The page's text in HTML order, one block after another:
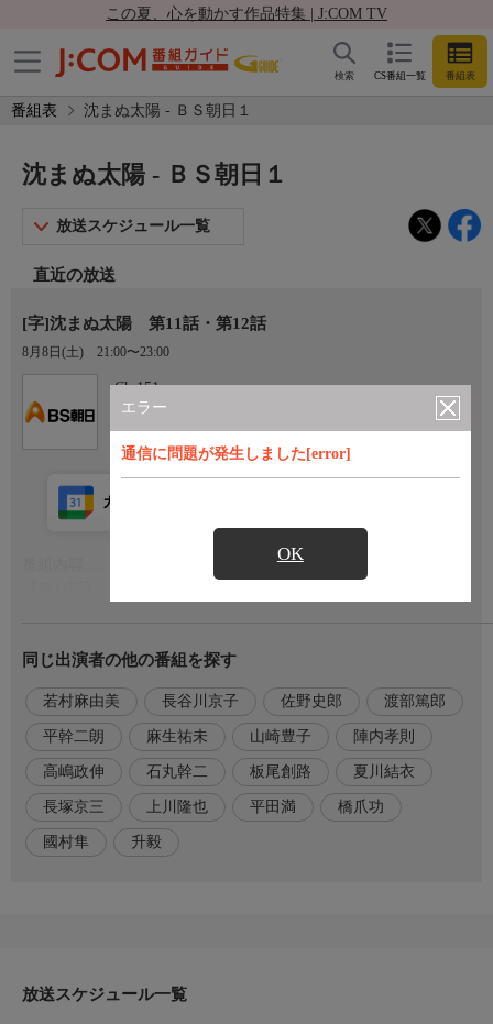
この夏、心を動かす作品特集 | J:COM TV
CS番組一覧 番組表
検索
番組表 沈まぬ太陽 - ＢＳ朝日１
エラー
通信に問題が発生しました[error]
OK
沈まぬ太陽 - ＢＳ朝日１
放送スケジュール一覧
直近の放送
[字]沈まぬ太陽 第11話・第12話
8月8日(土) 21:00〜23:00
Ch.151
ＢＳ朝日１
カレンダー登録
子を持ちながらも昼間から酒を飲むほど自暴自棄になり、姑とは
補償金のことでもめていた。恩地は残された家族の苦しみに寄り
添おうとするが、補償のプロの異名を持つ遺族係・古溝と意見が
対立する。補償交渉が難航する中、堂本社長は弔問先の遺族の家
で「誠意が感じられない」と怒りを買う。
番組内容2
【第12話】
事故から数カ月がたち、国民航空は恩地ら遺族係が見守る中、身
同じ出演者の他の番組を探す
若村麻由美 長谷川京子 佐野史郎 渡部篤郎
平幹二朗 麻生祐未 山崎豊子 陣内孝則
高嶋政伸 石丸幹二 板尾創路 夏川結衣
長塚京三 上川隆也 平田満 橋爪功
國村隼 升毅
放送スケジュール一覧